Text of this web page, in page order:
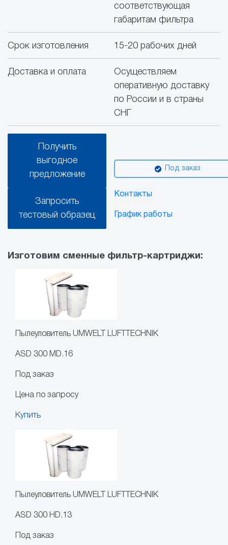
соответствующая
габаритам фильтра
Срок изготовления 15-20 рабочих дней
Доставка и оплата
Осуществляем
оперативную доставку
по России и в страны
СНГ
Получить
выгодное
предложение
Запросить
тестовый образец
Под заказ
Контакты
График работы
Изготовим сменные фильтр-картриджи:
Пылеуловитель UMWELT LUFTTECHNIK
ASD 300 MD.16
Под заказ
Цена по запросу
Купить
Пылеуловитель UMWELT LUFTTECHNIK
ASD 300 HD.13
Под заказ